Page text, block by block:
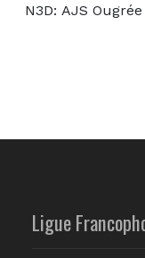
N3D: AJS
Ligue